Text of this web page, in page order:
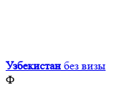
Узбекистан без визы
Ф